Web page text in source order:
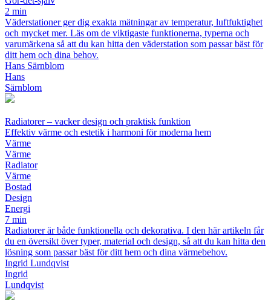
2 min
Väderstationer ger dig exakta mätningar av temperatur, luftfuktighet
och mycket mer. Läs om de viktigaste funktionerna, typerna och
varumärkena så att du kan hitta den väderstation som passar bäst för
ditt hem och dina behov.
Hans Särnblom
Hans
Särnblom
Radiatorer – vacker design och praktisk funktion
Effektiv värme och estetik i harmoni för moderna hem
Värme
Värme
Radiator
Värme
Bostad
Design
Energi
7 min
Radiatorer är både funktionella och dekorativa. I den här artikeln får
du en översikt över typer, material och design, så att du kan hitta den
lösning som passar bäst för ditt hem och dina värmebehov.
Ingrid Lundqvist
Ingrid
Lundqvist